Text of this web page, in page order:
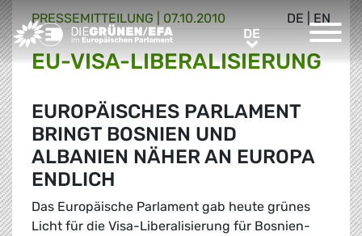
Greens/EFA Home DEDE
DE EN
PRESSE­MITTEILUNG 07.10.2010
EU-VISA-LIBERALISIERUNG
EUROPÄISCHES PARLAMENT
BRINGT BOSNIEN UND
ALBANIEN NÄHER AN EUROPA 
ENDLICH
Das Europäische Parlament gab heute grünes
Licht für die Visa-Liberalisierung für Bosnien-